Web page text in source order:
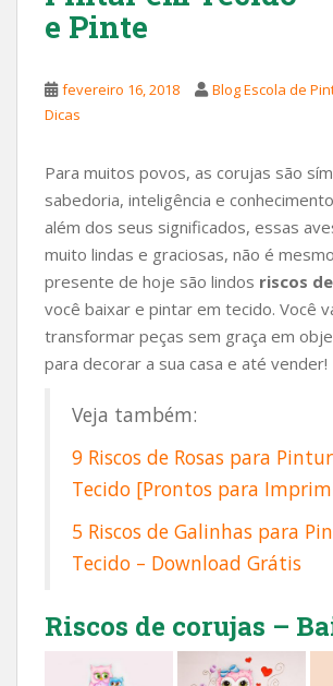
e Pinte
fevereiro 16, 2018
Blog Escola de
Dicas
Para muitos povos, as corujas são
sabedoria, inteligência e
além dos seus significados, essas
muito lindas e graciosas, não é
presente de hoje são lindos riscos
você baixar e pintar em tecido. Você
transformar peças sem graça em
para decorar a sua casa e até vender!
Veja também:
9 Riscos de Rosas para
Tecido [Prontos para
5 Riscos de Galinhas para
Tecido – Download Grátis
Riscos de corujas –